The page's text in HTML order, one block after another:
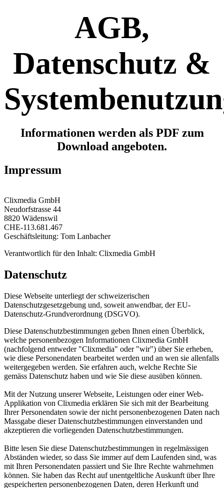
AGB,
Datenschutz &
Informationen werden als PDF zum
Download angeboten.
Impressum
Clixmedia GmbH
Neudorfstrasse 44
8820 Wädenswil
CHE-113.681.467
Geschäftsleitung: Tom Lanbacher
Verantwortlich für den Inhalt: Clixmedia GmbH
Datenschutz
Diese Webseite unterliegt der schweizerischen
Datenschutzgesetzgebung und, soweit anwendbar, der EU-
Datenschutz-Grundverordnung (DSGVO).
Diese Datenschutzbestimmungen geben Ihnen einen Überblick,
welche personenbezogen Informationen Clixmedia GmbH
(nachfolgend entweder "Clixmedia" oder "wir") über Sie erheben,
wie diese Personendaten bearbeitet werden und an wen sie allenfalls
weitergegeben werden. Sie erfahren auch, welche Rechte Sie
gemäss Datenschutz haben und wie Sie diese ausüben können.
Mit der Nutzung unserer Webseite, Leistungen oder einer Web-
Applikation von Clixmedia erklären Sie sich mit der Bearbeitung
Ihrer Personendaten sowie der nicht personenbezogenen Daten nach
Massgabe dieser Datenschutzbestimmungen einverstanden und
akzeptieren die vorliegenden Datenschutzbestimmungen.
Bitte lesen Sie diese Datenschutzbestimmungen in regelmässigen
Abständen wieder, so dass Sie immer auf dem Laufenden sind, was
mit Ihren Personendaten passiert und Sie Ihre Rechte wahrnehmen
können. Sie haben das Recht auf unentgeltliche Auskunft über Ihre
gespeicherten personenbezogenen Daten, deren Herkunft und